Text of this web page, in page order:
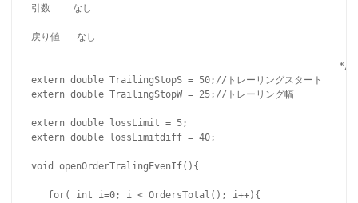
引数    なし
戻り値   なし
-------------------------------------------------------*/
extern double TrailingStopS = 50;//トレーリングスタート
extern double TrailingStopW = 25;//トレーリング幅
extern double lossLimit = 5;
extern double lossLimitdiff = 40;
void openOrderTralingEvenIf(){
   for( int i=0; i < OrdersTotal(); i++){